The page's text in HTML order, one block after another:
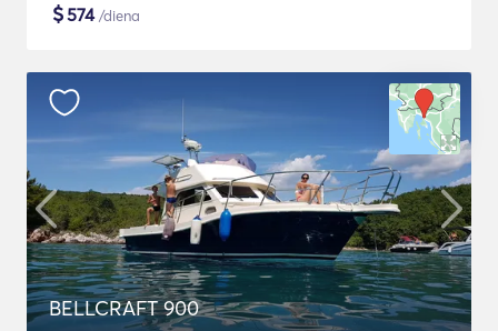
$574/diena
BELLCRAFT 900